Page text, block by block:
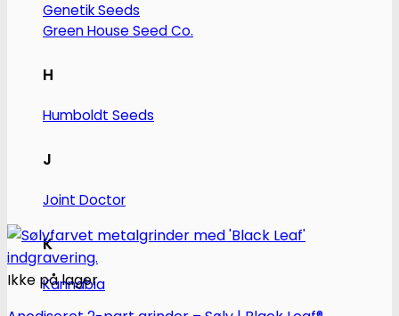
Genetik Seeds
Green House Seed Co.
H
Humboldt Seeds
J
Joint Doctor
K
Kannabia
Ikke på lager